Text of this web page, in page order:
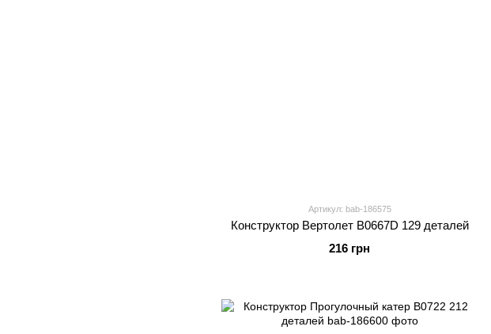
Артикул: bab-186575
Конструктор Вертолет B0667D 129 деталей
216 грн